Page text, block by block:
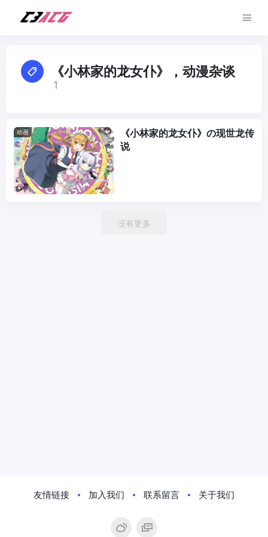
《小林家的龙女仆》，动漫杂谈
1
动画
《小林家的龙女仆》の现世龙传
说
没有更多
友情链接 加入我们 联系留言 关于我们